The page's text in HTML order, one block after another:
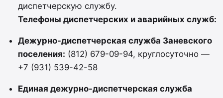
диспетчерскую службу.
Телефоны диспетчерских и аварийных служб:
Дежурно-диспетчерская служба Заневского
поселения: (812) 679-09-94, круглосуточно —
+7 (931) 539-42-58
Единая дежурно-диспетчерская служба